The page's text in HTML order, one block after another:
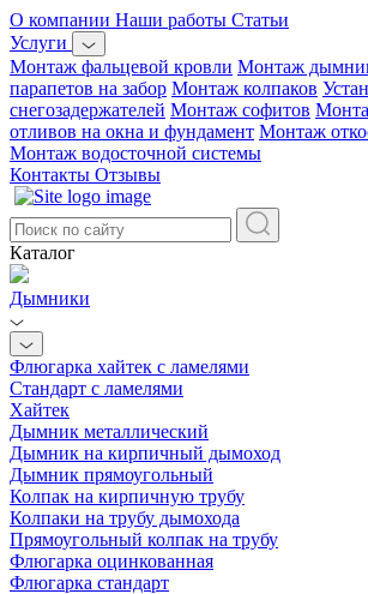
О компании Наши работы Статьи
Услуги
Монтаж фальцевой кровли Монтаж
парапетов на забор Монтаж колпаков
снегозадержателей Монтаж софитов
отливов на окна и фундамент Монтаж
Монтаж водосточной системы
Контакты Отзывы
Каталог
Дымники
Флюгарка хайтек с ламелями
Стандарт с ламелями
Хайтек
Дымник металлический
Дымник на кирпичный дымоход
Дымник прямоугольный
Колпак на кирпичную трубу
Колпаки на трубу дымохода
Прямоугольный колпак на трубу
Флюгарка оцинкованная
Флюгарка стандарт